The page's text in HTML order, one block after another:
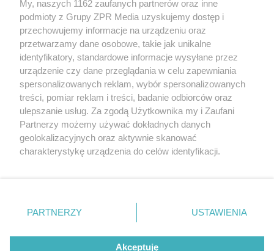
Żaden utwór zamieszczony w serwisie nie może być powielany i
rozpowszechniany lub dalej rozpowszechniany w jakikolwiek sposób (w
tym także elektroniczny lub mechaniczny) na jakimkolwiek polu
eksploatacji w jakiejkolwiek formie, włącznie z umieszczaniem w
Internecie bez pisemnej zgody właściciela praw. Jakiekolwiek użycie lub
wykorzystanie utworów w całości lub w części z naruszeniem prawa,
tzn. bez właściwej zgody, jest zabronione pod groźbą kary i może być
ścigane prawnie.
© 2026 Grupa ZPR Media
My, naszych 1162 zaufanych partnerów oraz inne
podmioty z Grupy ZPR Media uzyskujemy dostęp i
przechowujemy informacje na urządzeniu oraz
przetwarzamy dane osobowe, takie jak unikalne
identyfikatory, standardowe informacje wysyłane przez
urządzenie czy dane przeglądania w celu zapewniania
spersonalizowanych reklam, wybór spersonalizowanych
treści, pomiar reklam i treści, badanie odbiorców oraz
ulepszanie usług. Za zgodą Użytkownika my i Zaufani
Partnerzy możemy używać dokładnych danych
geolokalizacyjnych oraz aktywnie skanować
charakterystykę urządzenia do celów identyfikacji.
zmienić/wycofać klikając przycisk ustawień prywatności
znajdujący się w lewym dolnym rogu strony
rodzaje przetwarzania danych nie wymagają zgody
użytkownika, ale masz prawo sprzeciwić się takiemu
PARTNERZY USTAWIENIA
Akceptuję